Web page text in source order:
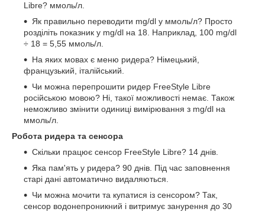
Libre? ммоль/л.
Як правильно переводити mg/dl у ммоль/л? Просто
розділіть показник у mg/dl на 18. Наприклад, 100 mg/dl
÷ 18 = 5,55 ммоль/л.
На яких мовах є меню ридера? Німецький,
французький, італійський.
Чи можна перепрошити ридер FreeStyle Libre
російською мовою? Ні, такої можливості немає. Також
неможливо змінити одиниці вимірювання з mg/dl на
ммоль/л.
Робота ридера та сенсора
Скільки працює сенсор FreeStyle Libre? 14 днів.
Яка пам'ять у ридера? 90 днів. Під час заповнення
старі дані автоматично видаляються.
Чи можна мочити та купатися із сенсором? Так,
сенсор водонепроникний і витримує занурення до 30